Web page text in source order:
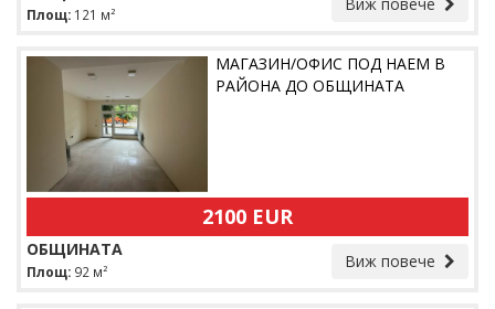
Площ: 121 м²
МАГАЗИН/ОФИС ПОД НАЕМ В
РАЙОНА ДО ОБЩИНАТА
2100 EUR
Виж повече
ОБЩИНАТА
Площ: 92 м²